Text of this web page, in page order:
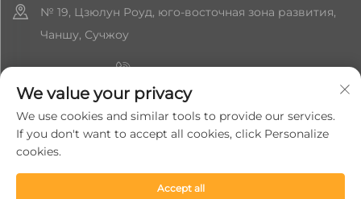
№ 19, Цзюлун Роуд, юго-восточная зона развития,
Чаншу, Сучжоу
+86-19906239903
[email protected]
+86-13852981437
Авторское право © 2024 Suzhou Soft Gem Intelligent
We value your privacy
We use cookies and similar tools to provide our services.
If you don't want to accept all cookies, click Personalize
cookies.
Accept all